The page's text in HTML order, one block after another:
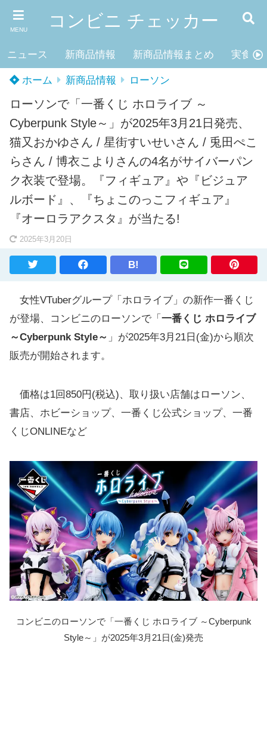
MENU コンビニ チェッカー
ニュース 新商品情報 新商品情報まとめ 実食レ
ホーム 新商品情報 ローソン
ローソンで「一番くじ ホロライブ ～
Cyberpunk Style～」が2025年3月21日発売、
猫又おかゆさん / 星街すいせいさん / 兎田ぺこ
らさん / 博衣こよりさんの4名がサイバーパン
ク衣装で登場。『フィギュア』や『ビジュア
ルボード』、『ちょこのっこフィギュア』
『オーロラアクスタ』が当たる!
2025年3月20日
B!
女性VTuberグループ「ホロライブ」の新作一番くじ
が登場、コンビニのローソンで「 一番くじ ホロライブ
～Cyberpunk Style～ 」が2025年3月21日(金)から順次
販売が開始されます。
価格は1回850円(税込)、取り扱い店舗はローソン、
書店、ホビーショップ、一番くじ公式ショップ、一番
くじONLINEなど
コンビニのローソンで「一番くじ ホロライブ ～Cyberpunk
Style～」が2025年3月21日(金)発売